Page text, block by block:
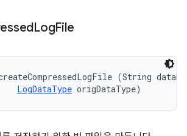
LogFile
(String
LogDataType origDataType)